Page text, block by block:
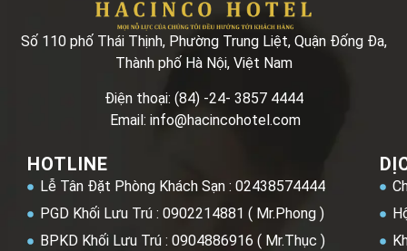
Số 110 phố Thái Thịnh, Phường Trung Liệt, Quận Đống Đa,
Thành phố Hà Nội, Việt Nam
Điện thoại: (84) -24- 3857 4444
Email: info@hacincohotel.com
HOTLINE
Lễ Tân Đặt Phòng Khách Sạn : 02438574444
PGD Khối Lưu Trú : 0902214881 ( Mr.Phong )
BPKD Khối Lưu Trú : 0904886916 ( Mr.Thục )